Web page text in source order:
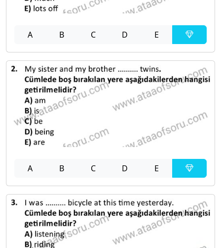
A B C D E
A B C D E